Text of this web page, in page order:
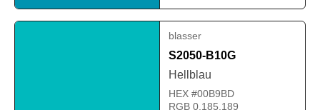
blasser
S2050-B10G
Hellblau
HEX #00B9BD
RGB 0,185,189